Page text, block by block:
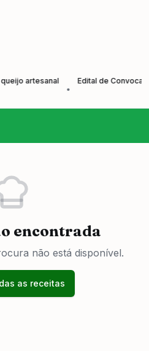
artesanal
Edital de Convocação
encontrada
não está disponível.
as receitas